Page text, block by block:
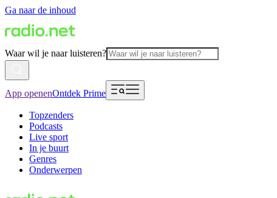
Ga naar de inhoud
Waar wil je naar luisteren?
App openenOntdek Prime
Topzenders
Podcasts
Live sport
In je buurt
Genres
Onderwerpen